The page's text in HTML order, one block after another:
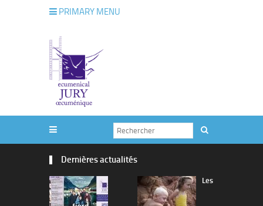
PRIMARY MENU
Dernières actualités
Les